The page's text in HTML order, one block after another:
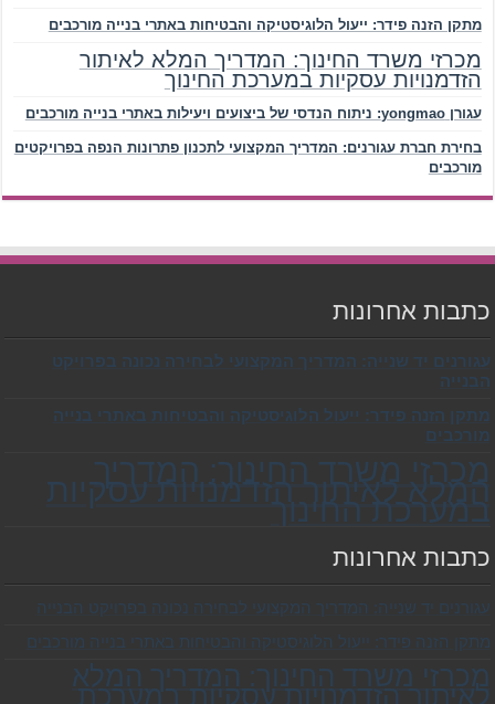
מתקן הזנה פידר: ייעול הלוגיסטיקה והבטיחות באתרי בנייה מורכבים
מכרזי משרד החינוך: המדריך המלא לאיתור
הזדמנויות עסקיות במערכת החינוך
עגורן yongmao: ניתוח הנדסי של ביצועים ויעילות באתרי בנייה מורכבים
בחירת חברת עגורנים: המדריך המקצועי לתכנון פתרונות הנפה בפרויקטים
מורכבים
כתבות אחרונות
עגורנים יד שנייה: המדריך המקצועי לבחירה נכונה בפרויקט
הבנייה
מתקן הזנה פידר: ייעול הלוגיסטיקה והבטיחות באתרי בנייה
מורכבים
מכרזי משרד החינוך: המדריך
המלא לאיתור הזדמנויות עסקיות
במערכת החינוך
כתבות אחרונות
עגורנים יד שנייה: המדריך המקצועי לבחירה נכונה בפרויקט הבנייה
מתקן הזנה פידר: ייעול הלוגיסטיקה והבטיחות באתרי בנייה מורכבים
מכרזי משרד החינוך: המדריך המלא
לאיתור הזדמנויות עסקיות במערכת